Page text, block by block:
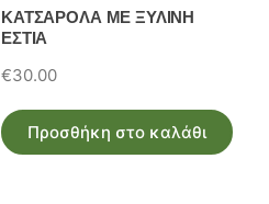
ΚΑΤΣΑΡΟΛΑ ΜΕ ΞΥΛΙΝΗ
ΕΣΤΙΑ
€30.00
Προσθήκη στο καλάθι